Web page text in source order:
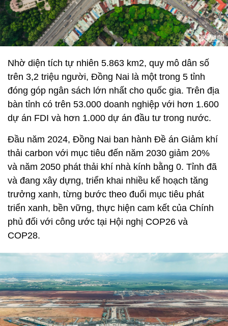
Nhờ diện tích tự nhiên 5.863 km2, quy mô dân số
trên 3,2 triệu người, Đồng Nai là một trong 5 tỉnh
đóng góp ngân sách lớn nhất cho quốc gia. Trên địa
bàn tỉnh có trên 53.000 doanh nghiệp với hơn 1.600
dự án FDI và hơn 1.000 dự án đầu tư trong nước.
Đầu năm 2024, Đồng Nai ban hành Đề án Giảm khí
thải carbon với mục tiêu đến năm 2030 giảm 20%
và năm 2050 phát thải khí nhà kính bằng 0. Tỉnh đã
và đang xây dựng, triển khai nhiều kế hoạch tăng
trưởng xanh, từng bước theo đuổi mục tiêu phát
triển xanh, bền vững, thực hiện cam kết của Chính
phủ đối với công ước tại Hội nghị COP26 và
COP28.